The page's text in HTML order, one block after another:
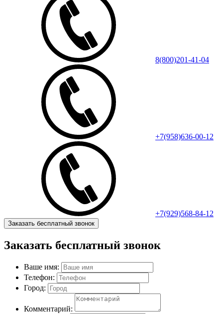
8(800)201-41-04
+7(958)636-00-12
+7(929)568-84-12
Заказать бесплатный звонок
Заказать бесплатный звонок
Ваше имя:
Телефон:
Город:
Комментарий: